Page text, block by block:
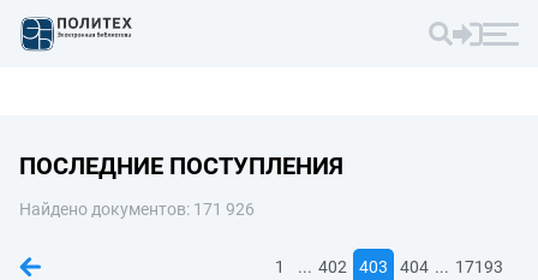
ПОСЛЕДНИЕ ПОСТУПЛЕНИЯ
Найдено документов: 171 926
1 ... 402 403 404 ... 17193